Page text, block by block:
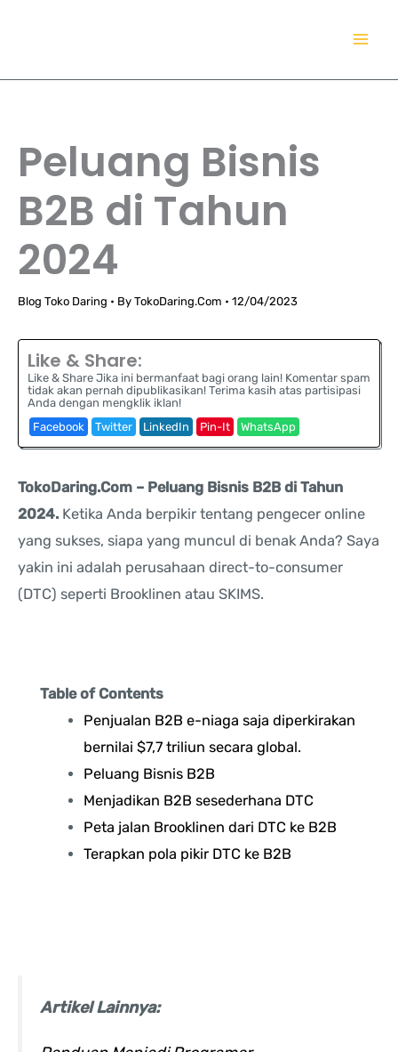
Peluang Bisnis
B2B di Tahun
2024
Blog Toko Daring • By TokoDaring.Com • 12/04/2023
Like & Share:
Like & Share Jika ini bermanfaat bagi orang lain! Komentar spam
tidak akan pernah dipublikasikan! Terima kasih atas partisipasi
Anda dengan mengklik iklan!
Facebook
Twitter LinkedIn Pin-It WhatsApp
TokoDaring.Com – Peluang Bisnis B2B di Tahun
2024. Ketika Anda berpikir tentang pengecer online
yang sukses, siapa yang muncul di benak Anda? Saya
yakin ini adalah perusahaan direct-to-consumer
(DTC) seperti Brooklinen atau SKIMS.
Table of Contents
Penjualan B2B e-niaga saja diperkirakan
bernilai $7,7 triliun secara global.
Peluang Bisnis B2B
Menjadikan B2B sesederhana DTC
Peta jalan Brooklinen dari DTC ke B2B
Terapkan pola pikir DTC ke B2B
Artikel Lainnya: